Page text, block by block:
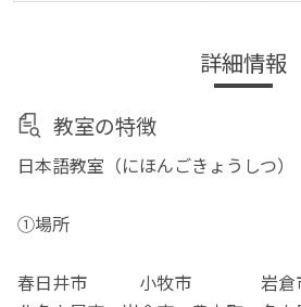
詳細情報
教室の特徴
日本語教室（にほんごきょうしつ）
①場所
春日井市 小牧市 岩倉